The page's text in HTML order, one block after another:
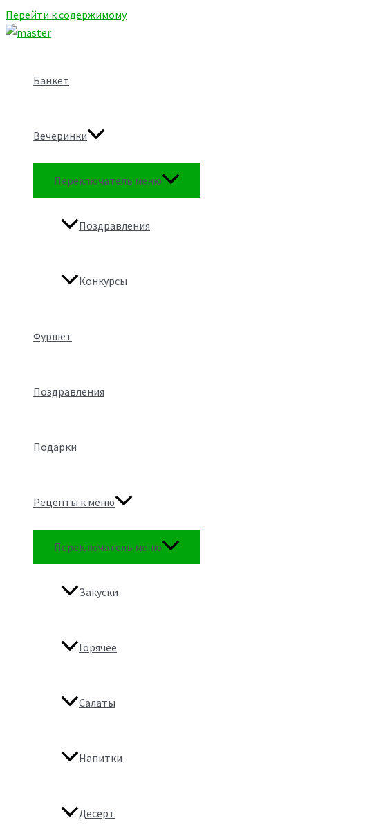
Перейти к содержимому
Банкет
Вечеринки
Переключатель меню
Поздравления
Конкурсы
Фуршет
Поздравления
Подарки
Рецепты к меню
Переключатель меню
Закуски
Горячее
Салаты
Напитки
Десерт